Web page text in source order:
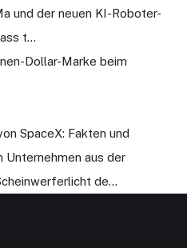
und der neuen KI-Roboter-
t...
Dollar-Marke beim
SpaceX: Fakten und
Unternehmen aus der
de...